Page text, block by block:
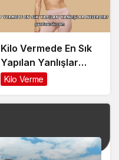
Kilo Vermede En Sık
Yapılan Yanlışlar
Nelerdir?
Kilo Verme